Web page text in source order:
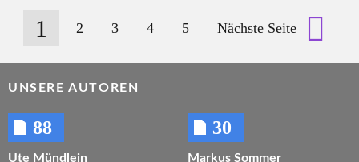
Seiten1 2 3 4 5 Nächste Seite
UNSERE AUTOREN
88
Ute Mündlein
30
Markus Sommer